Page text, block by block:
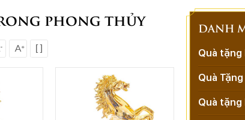
phong thủy DANH
Quà tặng
Quà
Quà tặng